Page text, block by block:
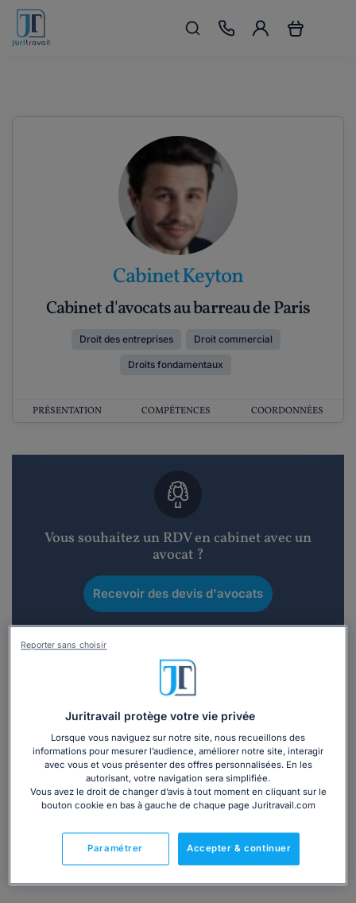
Cabinet Keyton
Cabinet d'avocats au barreau de Paris
Droit des entreprises Droit commercial
Droits fondamentaux
PRÉSENTATION COMPÉTENCES COORDONNÉES
Vous souhaitez un RDV en cabinet avec un
avocat ?
Recevoir des devis d'avocats
Vous souhaitez une consultation par
téléphone ?
Consulter immédiatement
ou appelez le01 75 75 42 33(8h à 21h du lundi au
vendredi)
Juritravail protège votre vie privée
Lorsque vous naviguez sur notre site, nous recueillons des
informations pour mesurer l’audience, améliorer notre site, interagir
avec vous et vous présenter des offres personnalisées. En les
autorisant, votre navigation sera simplifiée.
Vous avez le droit de changer d’avis à tout moment en cliquant sur le
bouton cookie en bas à gauche de chaque page Juritravail.com
Accepter & continuer
Paramétrer
Reporter sans choisir